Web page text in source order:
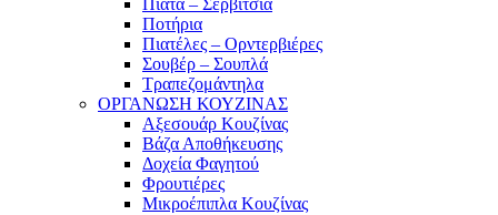
Πιάτα – Σερβίτσια
Ποτήρια
Πιατέλες – Ορντερβιέρες
Σουβέρ – Σουπλά
Τραπεζομάντηλα
ΟΡΓΑΝΩΣΗ ΚΟΥΖΙΝΑΣ
Αξεσουάρ Κουζίνας
Βάζα Αποθήκευσης
Δοχεία Φαγητού
Φρουτιέρες
Μικροέπιπλα Κουζίνας